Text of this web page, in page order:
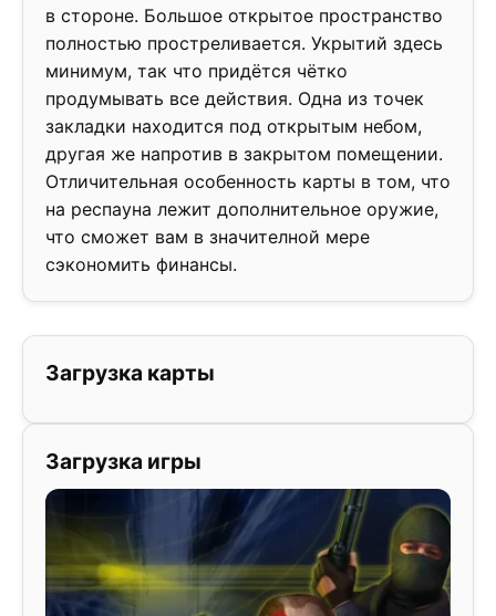
в стороне. Большое открытое пространство
полностью простреливается. Укрытий здесь
минимум, так что придётся чётко
продумывать все действия. Одна из точек
закладки находится под открытым небом,
другая же напротив в закрытом помещении.
Отличительная особенность карты в том, что
на респауна лежит дополнительное оружие,
что сможет вам в значителной мере
сэкономить финансы.
Загрузка карты
Загрузка игры